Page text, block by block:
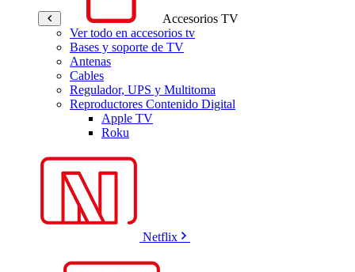
Accesorios TV
Ver todo en accesorios tv
Bases y soporte de TV
Antenas
Cables
Regulador, UPS y Multitoma
Reproductores Contenido Digital
Apple TV
Roku
Netflix